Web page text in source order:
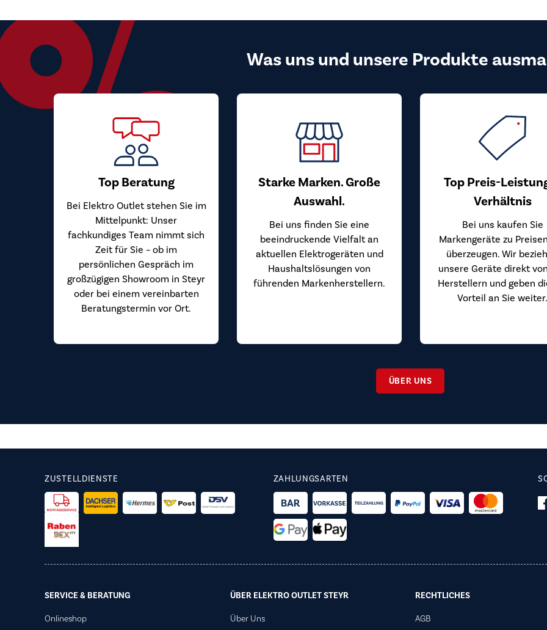
Was uns und unsere Produkte
Top Beratung
Bei Elektro Outlet stehen Sie im
Mittelpunkt: Unser
fachkundiges Team nimmt sich
Zeit für Sie – ob im
persönlichen Gespräch im
großzügigen Showroom in Steyr
oder bei einem vereinbarten
Beratungstermin vor Ort.
Starke Marken. Große
Auswahl.
Bei uns finden Sie eine
beeindruckende Vielfalt an
aktuellen Elektrogeräten und
Haushaltslösungen von
führenden Markenherstellern.
Top Preis-
Verhältnis
Bei uns kaufen Sie
Markengeräte zu
überzeugen. Wir
unsere Geräte direkt
Herstellern und geben
Vorteil an Sie weiter.
ÜBER UNS
ZUSTELLDIENSTE ZAHLUNGSARTEN
SERVICE & BERATUNG
Onlineshop
ÜBER ELEKTRO OUTLET STEYR
Über Uns
RECHTLICHES
AGB